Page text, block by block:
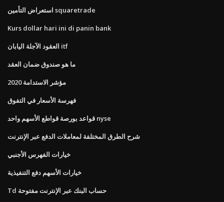
استعراض التأمين squaretrade
Kurs dollar hari ini di panin bank
العقود الآجلة اليابان itf
ما هو صندوق ضمان العقد
مؤشر الاستدامة 2020
فهرسة الأسعار في التفوق
قواعد بورصة قواطع الأسهم واحد nyse
شرح الطرق المختلفة لمعاملات الدفع عبر الإنترنت
خيارات الفهرس الأجنبي
خيارات الأسهم دفع التنفيذية
Td حساب البنك عبر الإنترنت مفتوحة